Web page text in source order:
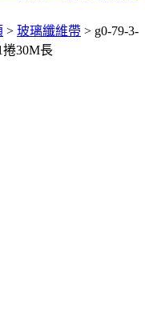
> 玻璃纖維帶 > g0-79-3-
捲30M長